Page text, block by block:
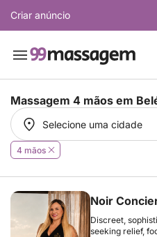
Criar anúncio
Massagem 4 mãos em
Selecione uma cidade
Selecione uma cidade
4 mãos
Noir
Discreet,
seeking relief,